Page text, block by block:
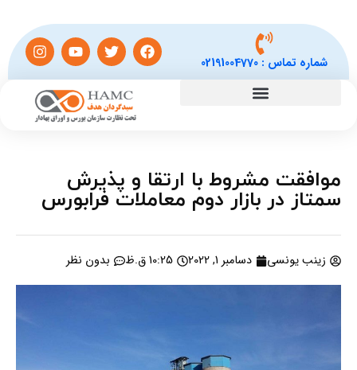
شماره تماس :02191004770
موافقت مشروط با ارتقا و پذیرش
سمتاز در بازار دوم معاملات فرابورس
زینب یونسی دسامبر 1, 2022 10:25 ق.ظ بدون نظر